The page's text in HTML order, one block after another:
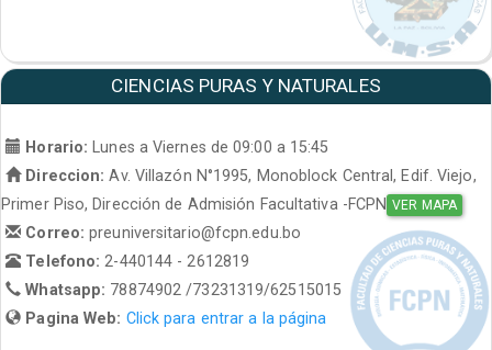
CIENCIAS PURAS Y NATURALES
Horario:
Lunes a Viernes de 09:00 a 15:45
Direccion: Av. Villazón N°1995, Monoblock Central, Edif. Viejo,
Primer Piso, Dirección de Admisión Facultativa -FCPN VER MAPA
Correo:preuniversitario@fcpn.edu.bo
Telefono: 2-440144 - 2612819
Whatsapp: 78874902 /73231319/62515015
Pagina Web: Click para entrar a la página